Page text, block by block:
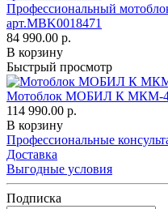
Профессиональный
арт.MBK0018471
84 990.00 р.
В корзину
Быстрый просмотр
Мотоблок МОБИЛ К МКМ-
114 990.00 р.
В корзину
Профессиональные
Доставка
Выгодные условия
Подписка